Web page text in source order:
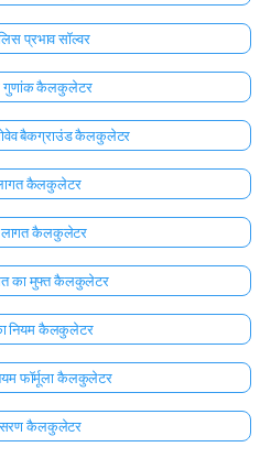
प्रभाव सॉल्वर
गुणांक कैलकुलेटर
बैकग्राउंड कैलकुलेटर
कैलकुलेटर
लागत कैलकुलेटर
का मुफ्त कैलकुलेटर
नियम कैलकुलेटर
फॉर्मूला कैलकुलेटर
कैलकुलेटर